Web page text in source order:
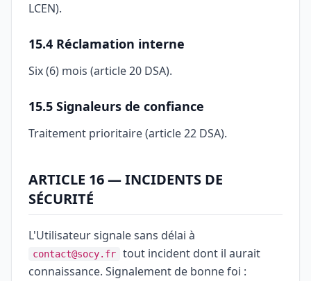
LCEN).
15.4 Réclamation interne
Six (6) mois (article 20 DSA).
15.5 Signaleurs de confiance
Traitement prioritaire (article 22 DSA).
ARTICLE 16 — INCIDENTS DE
SÉCURITÉ
L'Utilisateur signale sans délai à
contact@socy.fr
tout incident dont il aurait
connaissance. Signalement de bonne foi :